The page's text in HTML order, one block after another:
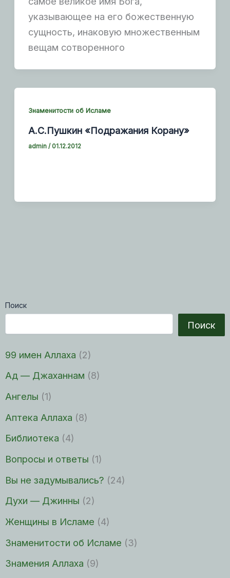
Поиск
Поиск
99 имен Аллаха (2)
Ад — Джаханнам (8)
Ангелы (1)
Аптека Аллаха (8)
Библиотека (4)
Вопросы и ответы (1)
Вы не задумывались? (24)
Духи — Джинны (2)
Женщины в Исламе (4)
Знаменитости об Исламе (3)
Знамения Аллаха (9)
указывающее на его божественную
сущность, инаковую множественным
вещам сотворенного
Знаменитости об Исламе
А.С.Пушкин «Подражания Корану»
admin/ 01.12.2012